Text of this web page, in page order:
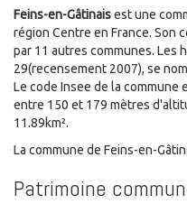
Feins-en-Gâtinaisest une
région Centre en France. Son
par 11 autres communes. Les
29(recensement 2007), se
Le code Insee de la commune
entre 150 et 179 mètres
11.89km².
La commune de Feins-en-
Patrimoine